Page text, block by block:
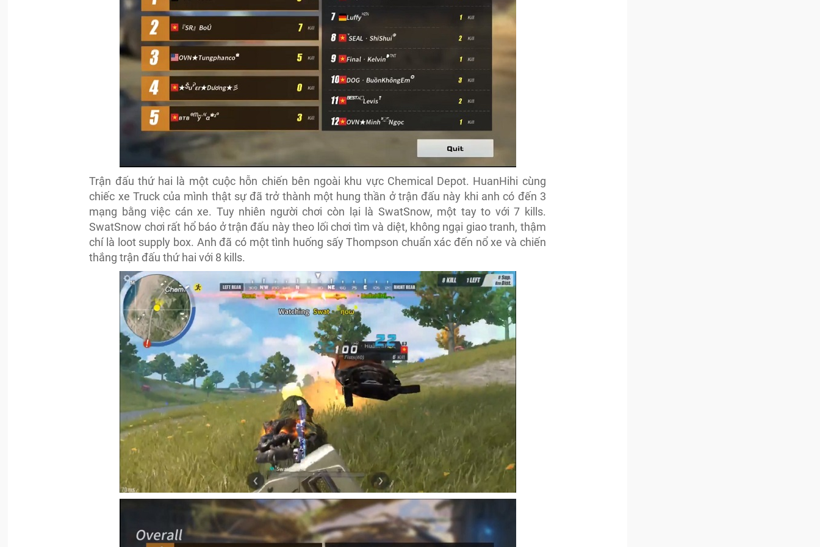
Trận đấu thứ hai là một cuộc hỗn chiến bên ngoài khu vực Chemical Depot. HuanHihi cùng
chiếc xe Truck của mình thật sự đã trở thành một hung thần ở trận đấu này khi anh có đến 3
mạng bằng việc cán xe. Tuy nhiên người chơi còn lại là SwatSnow, một tay to với 7 kills.
SwatSnow chơi rất hổ báo ở trận đấu này theo lối chơi tìm và diệt, không ngại giao tranh, thậm
chí là loot supply box. Anh đã có một tình huống sấy Thompson chuẩn xác đến nổ xe và chiến
thắng trận đấu thứ hai với 8 kills.